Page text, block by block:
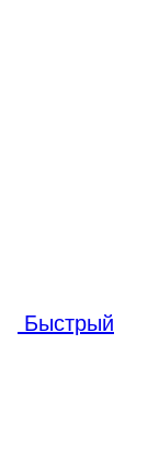
Быстрый